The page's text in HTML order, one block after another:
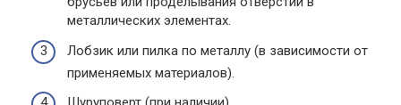
металлических элементах.
Лобзик или пилка по металлу (в зависимости от
применяемых материалов).